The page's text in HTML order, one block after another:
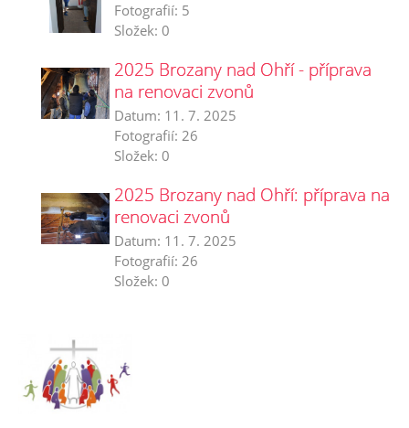
Fotografií: 5
Složek: 0
2025 Brozany nad Ohří - příprava
na renovaci zvonů
Datum: 11. 7. 2025
Fotografií: 26
Složek: 0
2025 Brozany nad Ohří: příprava na
renovaci zvonů
Datum: 11. 7. 2025
Fotografií: 26
Složek: 0